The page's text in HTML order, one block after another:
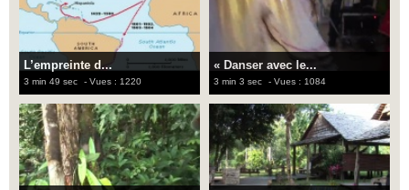
L’empreinte d...
3 min 49 sec - Vues : 1220
« Danser avec le...
3 min 3 sec - Vues : 1084